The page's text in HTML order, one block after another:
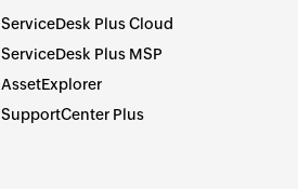
ServiceDesk Plus Cloud
ServiceDesk Plus MSP
AssetExplorer
SupportCenter Plus